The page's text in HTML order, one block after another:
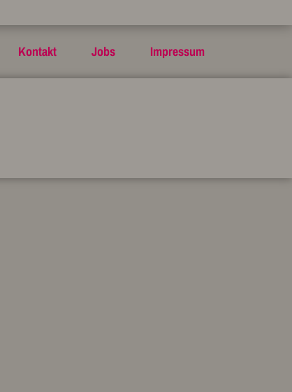
Kontakt Jobs Impressum